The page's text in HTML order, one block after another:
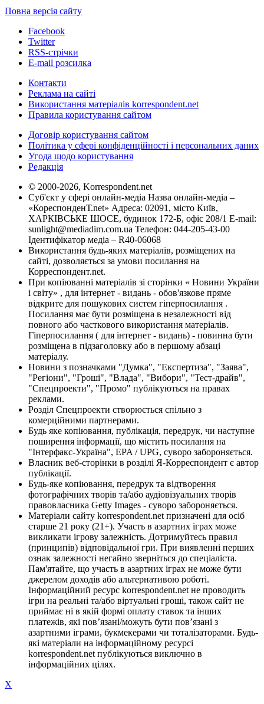
Повна версія сайту
Facebook
Twitter
RSS-стрічки
E-mail розсилка
Контакти
Реклама на сайті
Використання матеріалів korrespondent.net
Правила користування сайтом
Договір користування сайтом
Політика у сфері конфіденційності і персональних даних
Угода щодо користування
Редакція
© 2000-2026, Korrespondent.net
Суб'єкт у сфері онлайн-медіа Назва онлайн-медіа –
«КореспонденТ.net» Адреса: 02091, місто Київ,
ХАРКІВСЬКЕ ШОСЕ, будинок 172-Б, офіс 208/1 E-mail:
sunlight@mediadim.com.ua Телефон: 044-205-43-00
Ідентифікатор медіа – R40-06068
Використання будь-яких матеріалів, розміщених на
сайті, дозволяється за умови посилання на
Корреспондент.net.
При копіюванні матеріалів зі сторінки « Новини України
і світу» , для інтернет - видань - обов'язкове пряме
відкрите для пошукових систем гіперпосилання .
Посилання має бути розміщена в незалежності від
повного або часткового використання матеріалів.
Гіперпосилання ( для інтернет - видань) - повинна бути
розміщена в підзаголовку або в першому абзаці
матеріалу.
Новини з позначками "Думка", "Експертиза", "Заява",
"Регіони", "Гроші", "Влада", "Вибори", "Тест-драйв",
"Спецпроекти", "Промо" публікуються на правах
реклами.
Розділ Спецпроекти створюється спільно з
комерційними партнерами.
Будь яке копіювання, публікація, передрук, чи наступне
поширення інформації, що містить посилання на
"Інтерфакс-Україна", EPA / UPG, суворо забороняється.
Власник веб-сторінки в розділі Я-Корреспондент є автор
публікації.
Будь-яке копіювання, передрук та відтворення
фотографічних творів та/або аудіовізуальних творів
правовласника Getty Images - суворо забороняється.
Матеріали сайту korrespondent.net призначені для осіб
старше 21 року (21+). Участь в азартних іграх може
викликати ігрову залежність. Дотримуйтесь правил
(принципів) відповідальної гри. При виявленні перших
ознак залежності негайно зверніться до спеціаліста.
Пам'ятайте, що участь в азартних іграх не може бути
джерелом доходів або альтернативою роботі.
Інформаційний ресурс korrespondent.net не проводить
ігри на реальні та/або віртуальні гроші, також сайт не
приймає ні в якій формі оплату ставок та інших
платежів, які пов’язані/можуть бути пов’язані з
азартними іграми, букмекерами чи тоталізаторами. Будь-
які матеріали на інформаційному ресурсі
korrespondent.net публікуються виключно в
інформаційних цілях.
X